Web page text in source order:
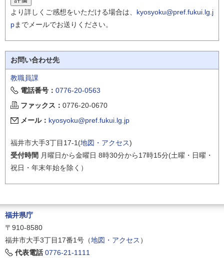
より詳しくご感想をいただける場合は、 kyosyoku@pref.fukui.lg.j
pまでメールでお送りください。
お問い合わせ先
教職員課
電話番号： 0776-20-0563
ファックス： 0776-20-0670
メール： kyosyoku@pref.fukui.lg.jp
福井市大手3丁目17-1(地図・アクセス)
受付時間 月曜日から金曜日 8時30分から17時15分(土曜・日曜・
祝日・年末年始を除く）
福井県庁
〒910-8580
福井市大手3丁目17番1号（地図・アクセス ）
代表電話 0776-21-1111